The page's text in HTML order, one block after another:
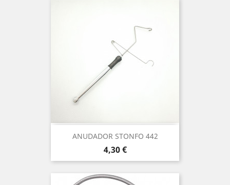
ANUDADOR STONFO 442
Precio
4,30 €